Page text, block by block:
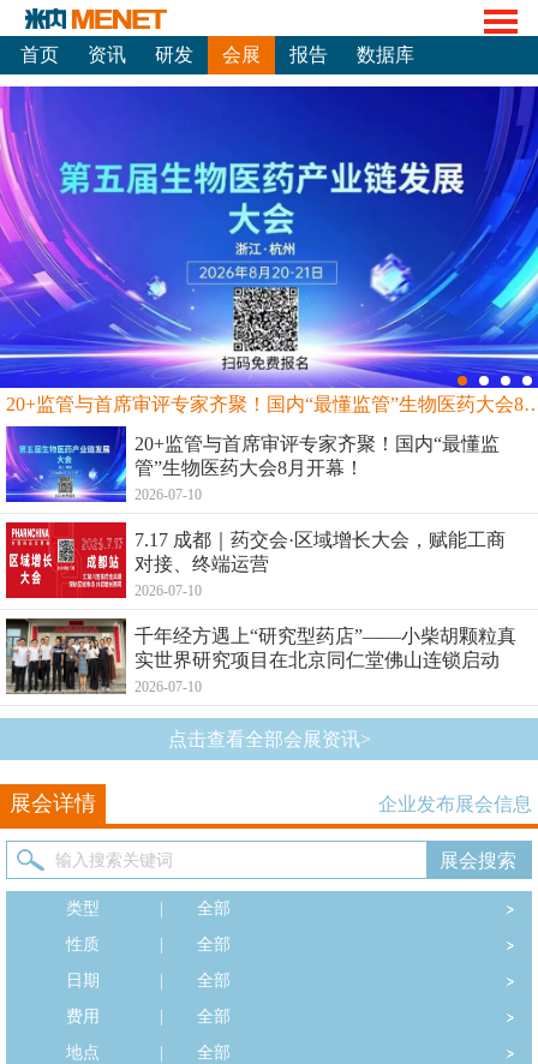
首页 资讯 研发 会展 报告 数据库
20+监管与首席审评专家齐聚！国内“最
20+监管与首席审评专家齐聚！国内“最懂监
管”生物医药大会8月开幕！
2026-07-10
7.17 成都｜药交会·区域增长大会，赋能工商
对接、终端运营
2026-07-10
千年经方遇上“研究型药店”——小柴胡颗粒真
实世界研究项目在北京同仁堂佛山连锁启动
2026-07-10
点击查看全部会展资讯>
展会详情 企业发布展会信息
类型
全部
性质
全部
日期
全部
费用
全部
地点
全部